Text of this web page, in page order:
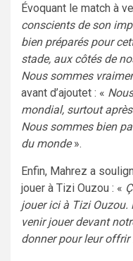
Évoquant le match à
conscients de son
bien préparés pour
stade, aux côtés de
Nous sommes
avant d’ajoutet : «
mondial, surtout
Nous sommes bien
du monde».
Enfin, Mahrez a
jouer à Tizi Ouzou : «
jouer ici à Tizi Ouzou.
venir jouer devant
donner pour leur